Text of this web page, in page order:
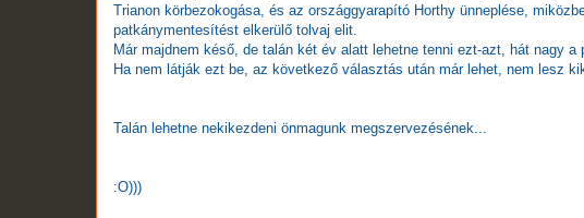
Trianon körbezokogása, és az országgyarapító Horthy ünneplése,
patkánymentesítést elkerülő tolvaj elit.
Már majdnem késő, de talán két év alatt lehetne tenni ezt-azt, hát nagy a
Ha nem látják ezt be, az következő választás után már lehet, nem lesz
Talán lehetne nekikezdeni önmagunk megszervezésének...
:O)))